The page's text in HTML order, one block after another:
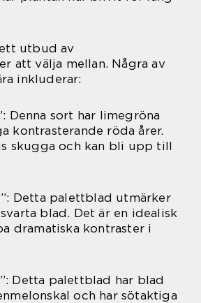
utbud av
att välja mellan. Några av
inkluderar:
Denna sort har limegröna
kontrasterande röda årer.
skugga och kan bli upp till
Detta palettblad utmärker
blad. Det är en idealisk
dramatiska kontraster i
Detta palettblad har blad
och har sötaktiga